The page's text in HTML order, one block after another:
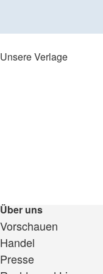
Unsere Verlage
Über uns
Vorschauen
Handel
Presse